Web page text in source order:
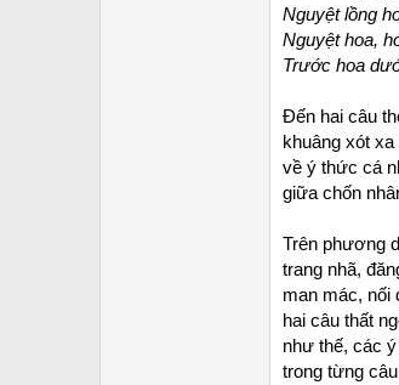
Nguyệt lồng
Nguyệt hoa,
Trước hoa
Đến hai câu
khuâng xót
về ý thức cá
giữa chốn
Trên phương
trang nhã,
man mác, nối
hai câu thất
như thế, các
trong từng